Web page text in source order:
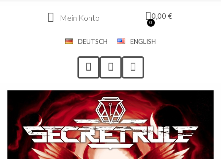
Mein Konto 0,00 €
DEUTSCH ENGLISH